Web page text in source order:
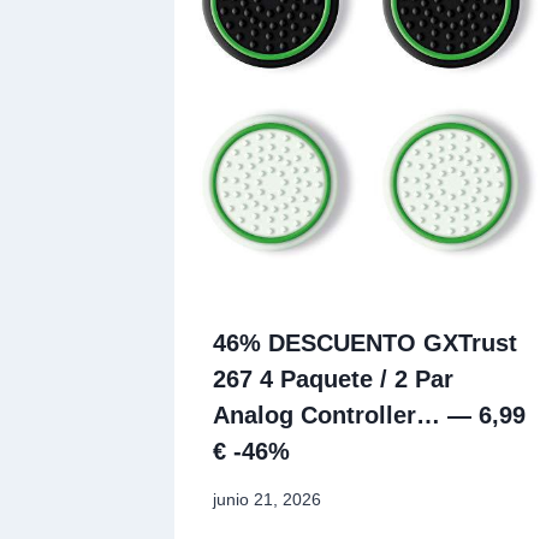
46% DESCUENTO GXTrust
267 4 Paquete / 2 Par
Analog Controller… — 6,99
€ -46%
junio 21, 2026